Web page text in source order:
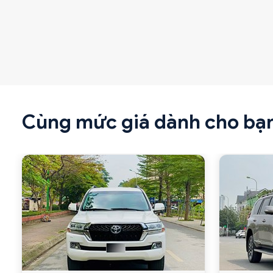
Cùng mức giá dành cho